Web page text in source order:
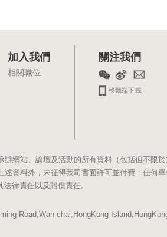
加入我們
相關職位
關注我們
移動端下載
網站、論壇及活動的所有資料（包括但不限
資料外，未征得我司書面許可並付費，任何
律責任以及賠償責任。
Road,Wan chai,HongKong